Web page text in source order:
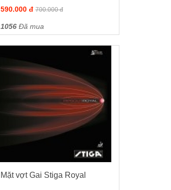
590.000 đ 700.000 đ
1056Đã mua
Mặt vợt Gai Stiga Royal